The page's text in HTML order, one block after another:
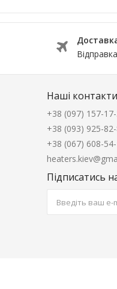
Наші контакти
+38 (097) 157-
+38 (093) 925-
+38 (067) 608-
Підписатись